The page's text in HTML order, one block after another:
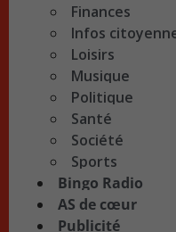
Finances
Infos
Loisirs
Musique
Politique
Santé
Société
Sports
Bingo Radio
AS de cœur
Publicité